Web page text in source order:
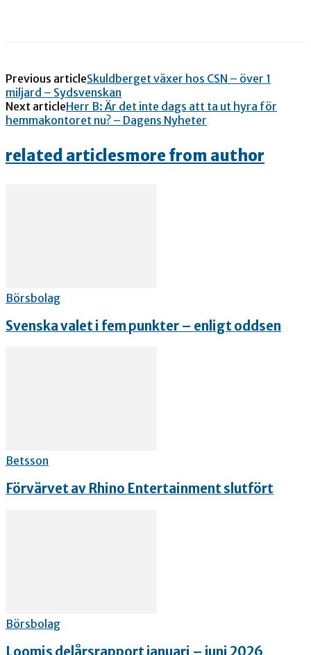
Previous articleSkuldberget växer hos CSN – över 1
miljard – Sydsvenskan
Next articleHerr B: Är det inte dags att ta ut hyra för
hemmakontoret nu? – Dagens Nyheter
related articlesmore from author
Börsbolag
Svenska valet i fem punkter – enligt oddsen
Betsson
Förvärvet av Rhino Entertainment slutfört
Börsbolag
Loomis delårsrapport januari – juni 2026